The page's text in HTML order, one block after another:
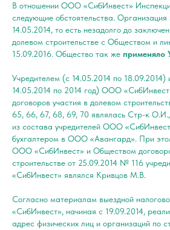
В отношении ООО «СибИнвест»
следующие обстоятельства. Организация
14.05.2014, то есть незадолго до
долевом строительстве с Обществом и
15.09.2016. Общество так же применяло
Учредителем (с 14.05.2014 по 18.09.2014)
14.05.2014 по 2014 год) ООО
договоров участия в долевом
65, 66, 67, 68, 69, 70 являлась Стр-к
из состава учредителей ООО
бухгалтером в ООО «Авангард». При
ООО «СибИнвест» и Обществом
строительстве от 25.09.2014 № 116
«СибИнвест» являлся Кривцов М.В.
Согласно материалам выездной
«СибИнвест», начиная с 19.09.2014,
адрес физических лиц и организаций по